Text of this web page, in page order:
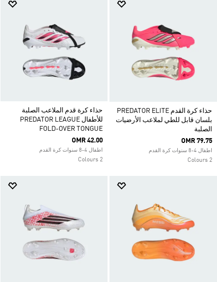
حذاء كرة القدم PREDATOR ELITE
بلسان قابل للطي لملاعب الأرضيات
الصلبة
OMR 79.75
اطفال 4-8 سنوات كرة القدم
2 Colours
حذاء كرة قدم الملاعب الصلبة
للأطفال PREDATOR LEAGUE
FOLD-OVER TONGUE
OMR 42.00
اطفال 4-8 سنوات كرة القدم
2 Colours